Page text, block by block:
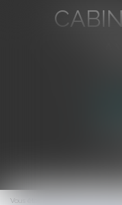
le
Vous êtes ici :